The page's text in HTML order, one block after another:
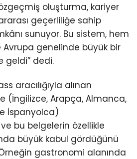
oluşturma, kariyer
geçerliliğe sahip
sunuyor. Bu sistem, hem
Avrupa genelinde büyük bir
geldi” dedi.
aracılığıyla alınan
(İngilizce, Arapça, Almanca,
İspanyolca)
bu belgelerin özellikle
büyük kabul gördüğünü
gastronomi alanında